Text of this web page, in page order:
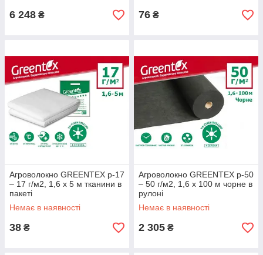
6 248 ₴ 76 ₴
Агроволокно GREENTEX p-17
– 17 г/м2, 1,6 x 5 м тканини в
пакеті
Немає в наявності
38 ₴
Агроволокно GREENTEX p-50
– 50 г/м2, 1,6 x 100 м чорне в
рулоні
Немає в наявності
2 305 ₴